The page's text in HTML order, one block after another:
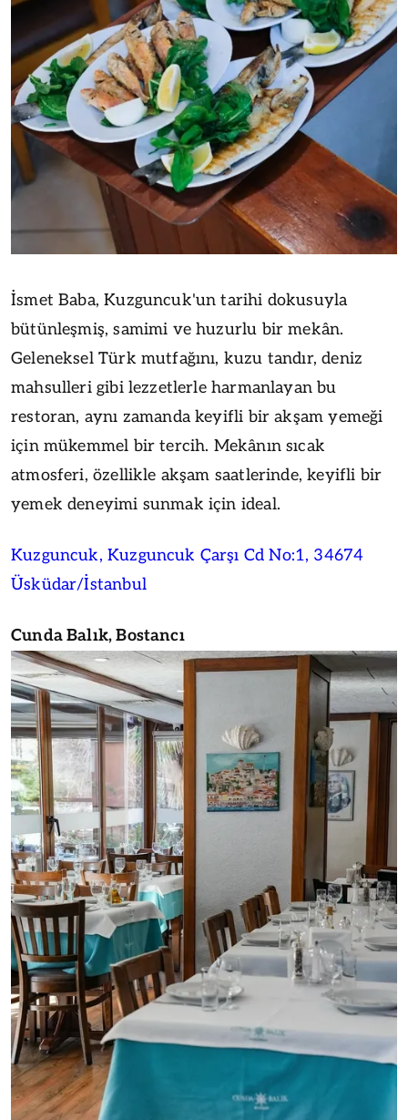
İsmet Baba, Kuzguncuk'un tarihi dokusuyla
bütünleşmiş, samimi ve huzurlu bir mekân.
Geleneksel Türk mutfağını, kuzu tandır, deniz
mahsulleri gibi lezzetlerle harmanlayan bu
restoran, aynı zamanda keyifli bir akşam yemeği
için mükemmel bir tercih. Mekânın sıcak
atmosferi, özellikle akşam saatlerinde, keyifli bir
yemek deneyimi sunmak için ideal.
Kuzguncuk, Kuzguncuk Çarşı Cd No:1, 34674
Üsküdar/İstanbul
Cunda Balık, Bostancı